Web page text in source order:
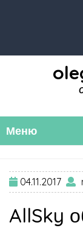
Меню
04.11.2017
AllSky